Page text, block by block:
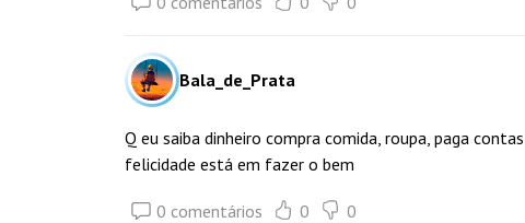
Bala_de_Prata
Q eu saiba dinheiro compra comida, roupa, paga
felicidade está em fazer o bem
0 comentários 0 0